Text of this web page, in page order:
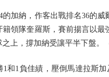
納，作客出戰排名36的威
領隊奎羅斯，賽前揚言以
上，撐加納受讓平半下盤。
1負佳績，壓倒馬達拉斯加